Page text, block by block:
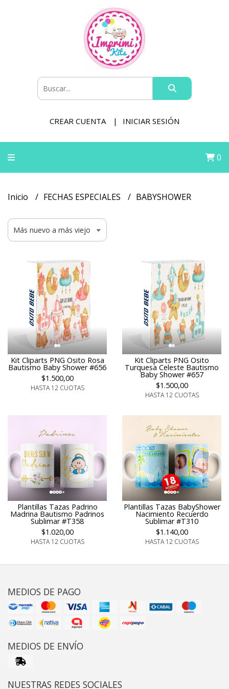
CREAR CUENTA INICIAR SESIÓN
0
Inicio FECHAS ESPECIALES BABYSHOWER
Kit Cliparts PNG Osito Rosa
Bautismo Baby Shower #656
$1.500,00
HASTA 12 CUOTAS
Kit Cliparts PNG Osito
Turquesa Celeste Bautismo
Baby Shower #657
$1.500,00
HASTA 12 CUOTAS
Plantillas Tazas Padrino
Madrina Bautismo Padrinos
Sublimar #T358
$1.020,00
HASTA 12 CUOTAS
Plantillas Tazas BabyShower
Nacimiento Recuerdo
Sublimar #T310
$1.140,00
HASTA 12 CUOTAS
MEDIOS DE PAGO
MEDIOS DE ENVÍO
NUESTRAS REDES SOCIALES